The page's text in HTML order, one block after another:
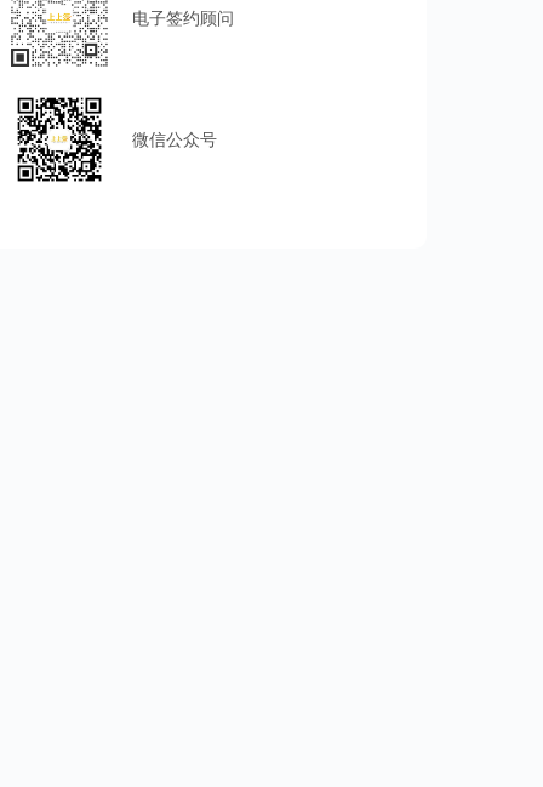
电子签约顾问
微信公众号